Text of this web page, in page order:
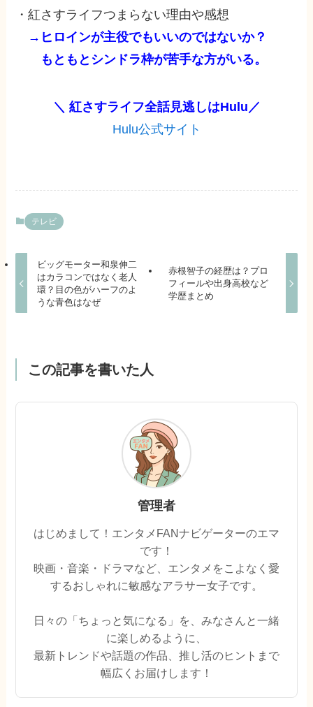
・紅さすライフつまらない理由や感想
→ヒロインが主役でもいいのではないか？
もともとシンドラ枠が苦手な方がいる。
＼ 紅さすライフ全話見逃しはHulu ／
Hulu公式サイト
テレビ
ビッグモーター和泉伸二
はカラコンではなく老人
環？目の色がハーフのよ
うな青色はなぜ
赤根智子の経歴は？プロ
フィールや出身高校など
学歴まとめ
この記事を書いた人
管理者
はじめまして！エンタメFANナビゲーターのエマ
です！
映画・音楽・ドラマなど、エンタメをこよなく愛
するおしゃれに敏感なアラサー女子です。
日々の「ちょっと気になる」を、みなさんと一緒
に楽しめるように、
最新トレンドや話題の作品、推し活のヒントまで
幅広くお届けします！